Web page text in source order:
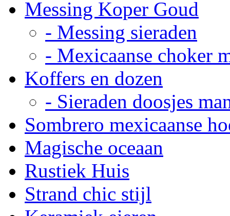
Messing Koper Goud
- Messing sieraden
- Mexicaanse choker
Koffers en dozen
- Sieraden doosjes
Sombrero mexicaanse
Magische oceaan
Rustiek Huis
Strand chic stijl